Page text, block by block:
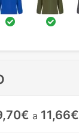
a 11,66€